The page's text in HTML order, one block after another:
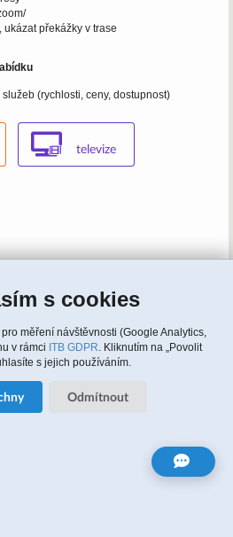
s cookies
měření návštěvnosti (Google Analytics,
v rámci ITB GDPR. Kliknutím na „Povolit
s jejich používáním.
Odmítnout
překážky v trase
(rychlosti, ceny, dostupnost)
televize
608 964 464 (english)